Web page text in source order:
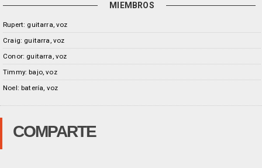
MIEMBROS
Rupert: guitarra, voz
Craig: guitarra, voz
Conor: guitarra, voz
Timmy: bajo, voz
Noel: batería, voz
COMPARTE